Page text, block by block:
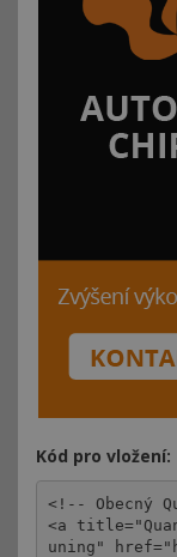
Kód pro vložení:
<!-- Obecný
<a
uning"